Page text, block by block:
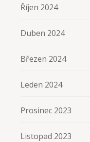
Říjen 2024
Duben 2024
Březen 2024
Leden 2024
Prosinec 2023
Listopad 2023